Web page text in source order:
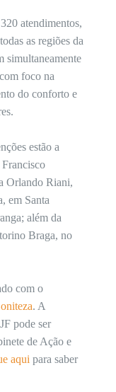
atendimentos,
as regiões da
simultaneamente
foco na
do conforto e
estão a
Orlando Riani,
em Santa
além da
Braga, no
com o
. A
pode ser
de Ação e
aqui para saber